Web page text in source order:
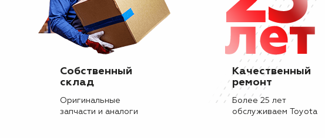
Собственный
склад
Оригинальные
запчасти и аналоги
Качественный
ремонт
Более 25 лет
обслуживаем Toyota